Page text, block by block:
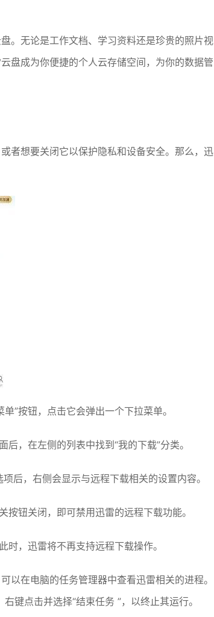
。无论是工作文档、学习资料还是珍贵的照片视
盘成为你便捷的个人云存储空间，为你的数据管
者想要关闭它以保护隐私和设备安全。那么，迅
”按钮，点击它会弹出一个下拉菜单。
，在左侧的列表中找到“我的下载”分类。
后，右侧会显示与远程下载相关的设置内容。
钮关闭，即可禁用迅雷的远程下载功能。
时，迅雷将不再支持远程下载操作。
以在电脑的任务管理器中查看迅雷相关的进程。
键点击并选择“结束任务 ”，以终止其运行。